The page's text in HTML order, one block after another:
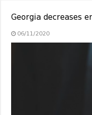
Georgia decreases
06/11/2020